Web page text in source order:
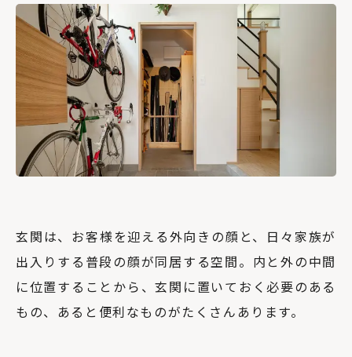
玄関は、お客様を迎える外向きの顔と、日々家族が
出入りする普段の顔が同居する空間。内と外の中間
に位置することから、玄関に置いておく必要のある
もの、あると便利なものがたくさんあります。